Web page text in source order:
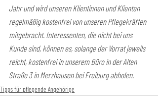
Jahr und wird unseren Klientinnen und Klienten
regelmäßig kostenfrei von unseren Pflegekräften
mitgebracht. Interessenten, die nicht bei uns
Kunde sind, können es, solange der Vorrat jeweils
reicht, kostenfrei in unserem Büro in der Alten
Straße 3 in Merzhausen bei Freiburg abholen.
Tipps für pflegende Angehörige